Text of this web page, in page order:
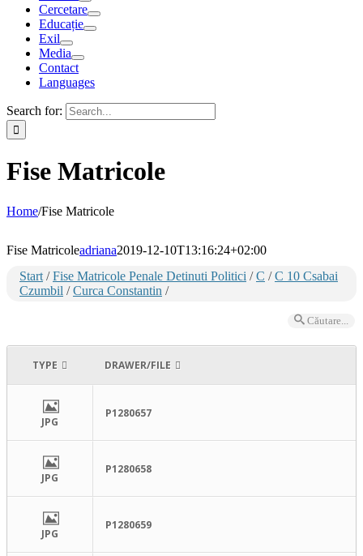
Cercetare
Educație
Exil
Media
Contact
Languages
Search for:
Fise Matricole
Home/Fise Matricole
Fise Matricoleadriana2019-12-10T13:16:24+02:00
Start /Fise Matricole Penale Detinuti Politici /C /C 10 Csabai
Czumbil /Curca Constantin /
Căutare...
TYPE DRAWER/FILE
JPG
P1280657
JPG
P1280658
JPG
P1280659